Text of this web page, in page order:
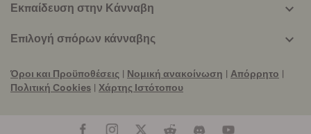
Εκπαίδευση στην Κάνναβη
Επιλογή σπόρων κάνναβης
Όροι και Προϋποθέσεις | Νομική ανακοίνωση | Απόρρητο |
Πολιτική Cookies | Χάρτης Ιστότοπου